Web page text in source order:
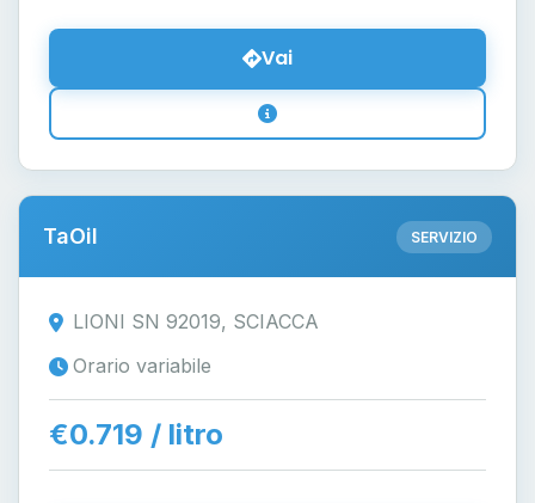
Vai
TaOil SERVIZIO
LIONI SN 92019, SCIACCA
Orario variabile
€0.719 / litro